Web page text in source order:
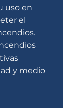
uso en
el
y medio